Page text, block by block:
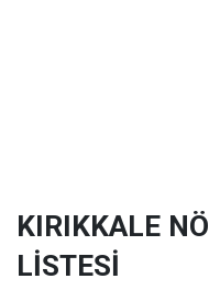
KIRIKKALE
LİSTESİ